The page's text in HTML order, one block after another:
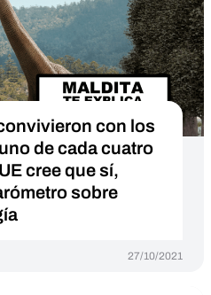
con los
de cada cuatro
cree que sí,
sobre
27/10/2021